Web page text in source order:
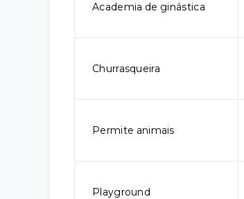
Academia de ginástica
Churrasqueira
Permite animais
Playground